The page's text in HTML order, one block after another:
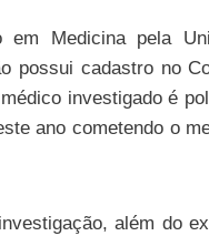
Medicina pela
possui cadastro no
investigado é
ano cometendo o
além do